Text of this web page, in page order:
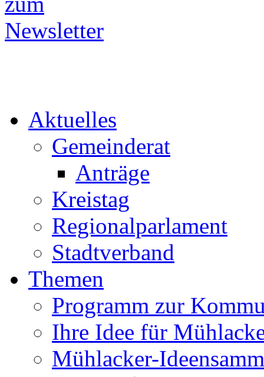
Aktuelles
Gemeinderat
Anträge
Kreistag
Regionalparlament
Stadtverband
Themen
Programm zur
Ihre Idee für
Mühlacker-